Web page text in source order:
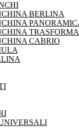
BERLINA
CABRIO